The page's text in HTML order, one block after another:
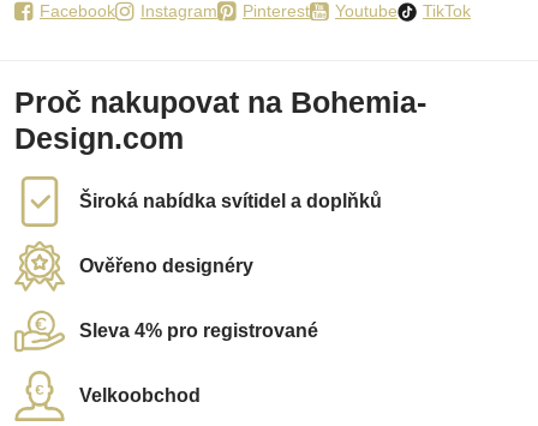
Facebook Instagram Pinterest Youtube TikTok
Proč nakupovat na Bohemia-
Design.com
Široká nabídka svítidel a doplňků
Ověřeno designéry
Sleva 4% pro registrované
Velkoobchod